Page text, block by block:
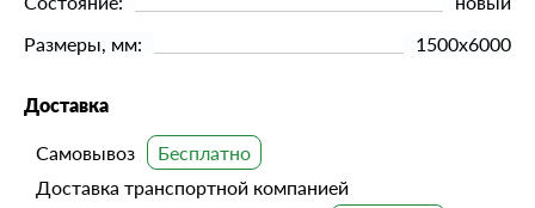
Размеры, мм:
1500х6000
Доставка
Самовывоз
Доставка транспортной компанией